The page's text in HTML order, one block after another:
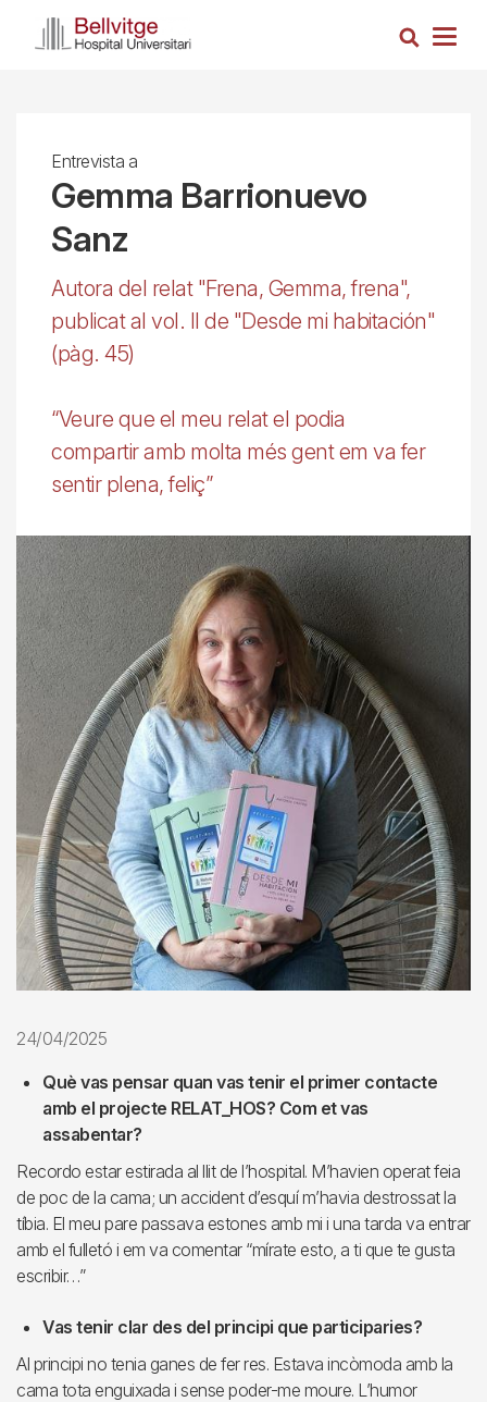
Cerca
Entrevista a
Gemma Barrionuevo
Sanz
Autora del relat "Frena, Gemma, frena",
publicat al vol. II de "Desde mi habitación"
(pàg. 45)
“Veure que el meu relat el podia
compartir amb molta més gent em va fer
sentir plena, feliç”
24/04/2025
Què vas pensar quan vas tenir el primer contacte
amb el projecte RELAT_HOS? Com et vas
assabentar?
Recordo estar estirada al llit de l’hospital. M’havien operat feia
de poc de la cama; un accident d’esquí m’havia destrossat la
tíbia. El meu pare passava estones amb mi i una tarda va entrar
amb el fulletó i em va comentar “mírate esto, a ti que te gusta
escribir…”
Vas tenir clar des del principi que participaries?
Al principi no tenia ganes de fer res. Estava incòmoda amb la
cama tota enguixada i sense poder-me moure. L’humor